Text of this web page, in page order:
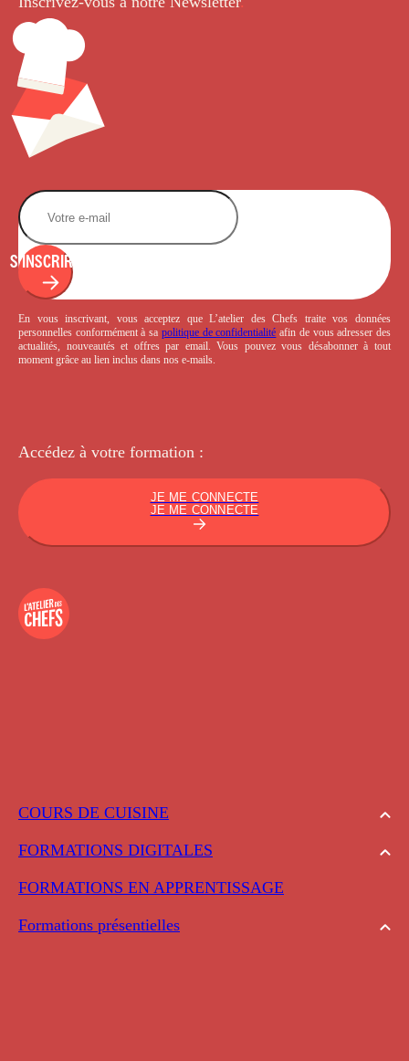
COURS DE CUISINE
FORMATIONS DIGITALES
FORMATIONS EN APPRENTISSAGE
Formations présentielles
S'INSCRIRE
En vous inscrivant, vous acceptez que L’atelier des Chefs traite vos données
personnelles conformément à sa politique de confidentialité afin de vous adresser des
actualités, nouveautés et offres par email. Vous pouvez vous désabonner à tout
moment grâce au lien inclus dans nos e-mails.
Accédez à votre formation :
JE ME CONNECTE
JE ME CONNECTE